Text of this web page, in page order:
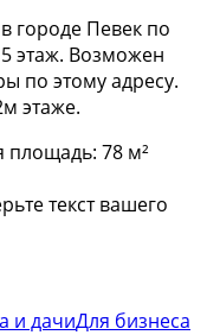
городе Певек по
этаж. Возможен
по этому адресу.
этаже.
78 м²
текст вашего
и дачиДля бизнеса